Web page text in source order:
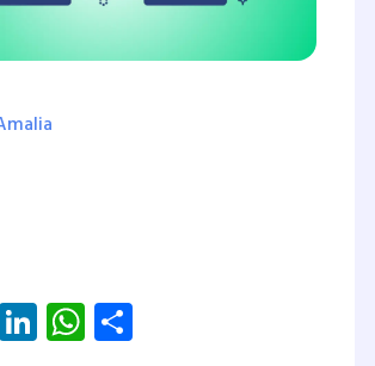
Twitter
LinkedInWhatsApp